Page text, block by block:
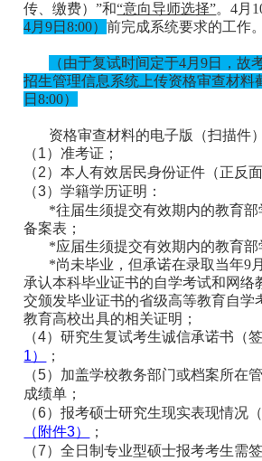
传、缴费）”和“意向导师选择”。4月
4月9日8:00）前完成系统要求的工作。
（由于复试时间定于4月9日，故
招生管理信息系统上传资格审查材料
日8:00）
资格审查材料的电子版（扫描件
（1）准考证；
（2）本人有效居民身份证件（正反面
（3）学籍学历证明：
*往届生须提交有效期内的教育
备案表；
*应届生须提交有效期内的教育
*尚未毕业，但承诺在录取当年9
承认本科毕业证书的自学考试和网络
交颁发毕业证书的省级高等教育自学
教育高校出具的相关证明；
（4）研究生复试考生诚信承诺书（签
1）
；
（5）加盖学校教务部门或档案所在
成绩单；
（6）报考硕士研究生现实表现情况
（附件3）
；
（7）全日制专业型硕士报考考生需